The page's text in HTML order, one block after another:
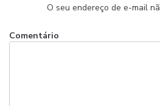
O seu endereço de e-mail
Comentário